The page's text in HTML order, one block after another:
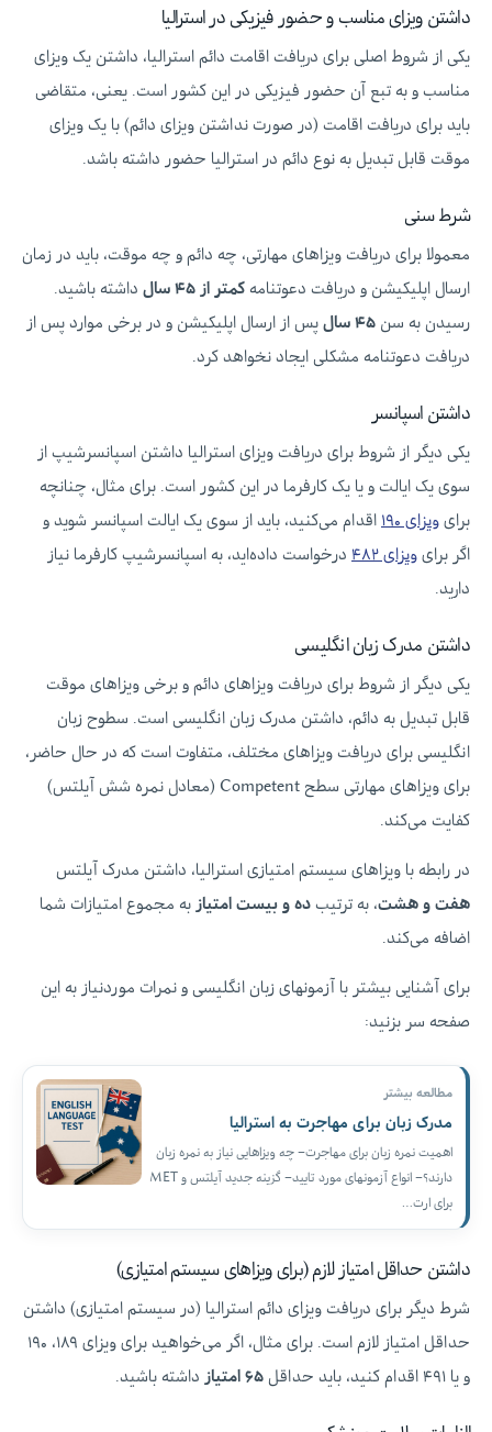
داشتن ویزای مناسب و حضور فیزیکی در استرالیا
یکی از شروط اصلی برای دریافت اقامت دائم استرالیا، داشتن یک ویزای
مناسب و به تبع آن حضور فیزیکی در این کشور است. یعنی، متقاضی
باید برای دریافت اقامت (در صورت نداشتن ویزای دائم) با یک ویزای
موقت قابل تبدیل به نوع دائم در استرالیا حضور داشته باشد.
شرط سنی
معمولا برای دریافت ویزاهای مهارتی، چه دائم و چه موقت، باید در زمان
ارسال اپلیکیشن و دریافت دعوتنامه کمتر از ۴۵ سال
داشته باشید.
رسیدن به سن ۴۵ سال
پس از ارسال اپلیکیشن و در برخی موارد پس از
دریافت دعوتنامه مشکلی ایجاد نخواهد کرد.
داشتن اسپانسر
یکی دیگر از شروط برای دریافت ویزای استرالیا داشتن اسپانسرشیپ از
سوی یک ایالت و یا یک کارفرما در این کشور است. برای مثال، چنانچه
برای ویزای ۱۹۰
اقدام می‌کنید، باید از سوی یک ایالت اسپانسر شوید و
اگر برای ویزای ۴۸۲
درخواست داده‌اید، به اسپانسرشیپ کارفرما نیاز
دارید.
داشتن مدرک زبان انگلیسی
یکی دیگر از شروط برای دریافت ویزاهای دائم و برخی ویزاهای موقت
قابل تبدیل به دائم، داشتن مدرک زبان انگلیسی است. سطوح زبان
انگلیسی برای دریافت ویزاهای مختلف، متفاوت است که در حال حاضر،
برای ویزاهای مهارتی سطح Competent (معادل نمره شش آیلتس)
کفایت می‌کند.
در رابطه با ویزاهای سیستم امتیازی استرالیا، داشتن مدرک آیلتس
هفت و هشت، به ترتیب ده و بیست امتیاز به مجموع امتیازات شما
اضافه می‌کند.
برای آشنایی بیشتر با آزمونهای زبان انگلیسی و نمرات موردنیاز به این
صفحه سر بزنید:
مطالعه بیشتر
مدرک زبان برای مهاجرت به استرالیا
اهمیت نمره زبان برای مهاجرت– چه ویزاهایی نیاز به نمره زبان
دارند؟– انواع آزمونهای مورد تایید– گزینه جدید آیلتس و MET
برای ارت…
داشتن حداقل امتیاز لازم (برای ویزاهای سیستم امتیازی)
شرط دیگر برای دریافت ویزای دائم استرالیا (در سیستم امتیازی) داشتن
حداقل امتیاز لازم است. برای مثال، اگر می‌خواهید برای ویزای ۱۸۹، ۱۹۰
و یا ۴۹۱ اقدام کنید، باید حداقل
۶۵ امتیاز داشته باشید.